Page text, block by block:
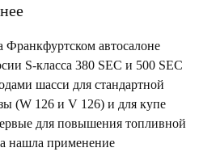
Франкфуртском автосалоне
S-класса 380 SEC и 500 SEC
шасси для стандартной
(W 126 и V 126) и для купе
для повышения топливной
нашла применение
журнала